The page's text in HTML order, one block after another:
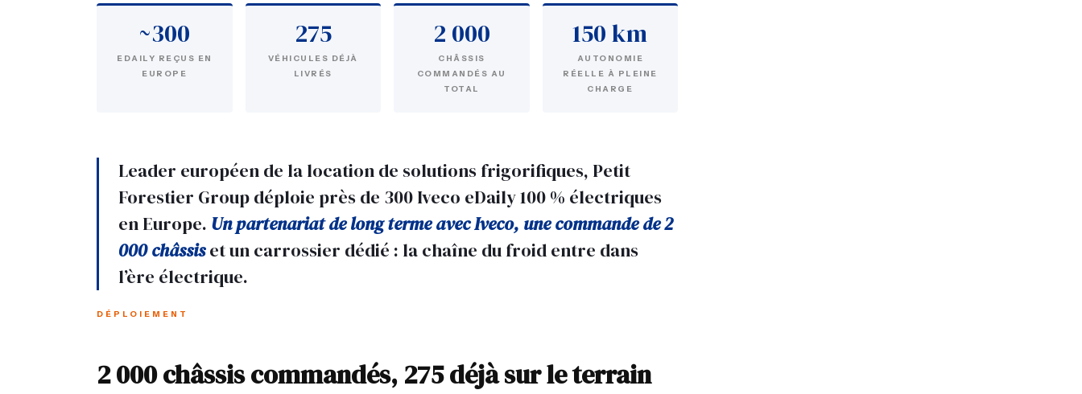
~300
EDAILY REÇUS EN
EUROPE
275
VÉHICULES DÉJÀ
LIVRÉS
2 000
CHÂSSIS
COMMANDÉS AU
TOTAL
150 km
AUTONOMIE
RÉELLE À PLEINE
CHARGE
Leader européen de la location de solutions frigorifiques, Petit
Forestier Group déploie près de 300 Iveco eDaily 100 % électriques
en Europe. Un partenariat de long terme avec Iveco, une commande de 2
000 châssiset un carrossier dédié : la chaîne du froid entre dans
l’ère électrique.
DÉPLOIEMENT
2 000 châssis commandés, 275 déjà sur le terrain